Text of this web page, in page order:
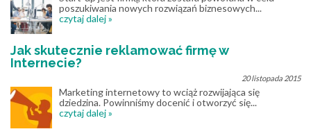
poszukiwania nowych rozwiązań biznesowych...
czytaj dalej »
Jak skutecznie reklamować firmę w
Internecie?
20 listopada 2015
Marketing internetowy to wciąż rozwijająca się
dziedzina. Powinniśmy docenić i otworzyć się...
czytaj dalej »